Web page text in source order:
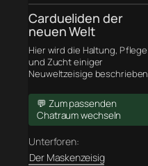
Cardueliden der
neuen Welt
Hier wird die Haltung, Pflege
und Zucht einiger
Neuweltzeisige beschrieben
💬 Zum passenden
Chatraum wechseln
Unterforen:
Der Maskenzeisig